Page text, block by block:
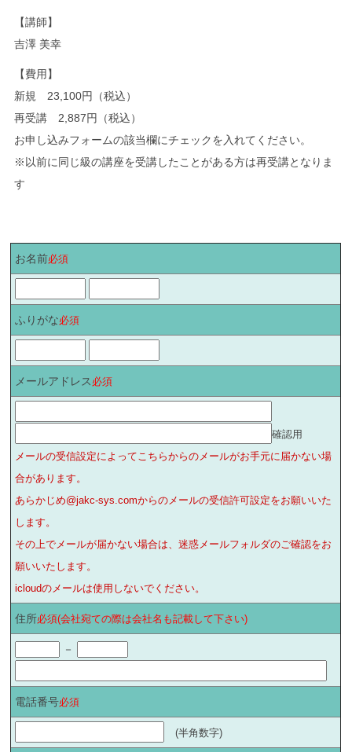
【講師】
吉澤 美幸
【費用】
新規 23,100円（税込）
再受講 2,887円（税込）
お申し込みフォームの該当欄にチェックを入れてください。
※以前に同じ級の講座を受講したことがある方は再受講となりま
す
お名前必須
ふりがな必須
メールアドレス 必須
確認用
メールの受信設定によってこちらからのメールがお手元に届かない場
合があります。
あらかじめ@jakc-sys.comからのメールの受信許可設定をお願いいた
します。
その上でメールが届かない場合は、迷惑メールフォルダのご確認をお
願いいたします。
icloudのメールは使用しないでください。
住所必須(会社宛ての際は会社名も記載して下さい)
－
電話番号必須
(半角数字)